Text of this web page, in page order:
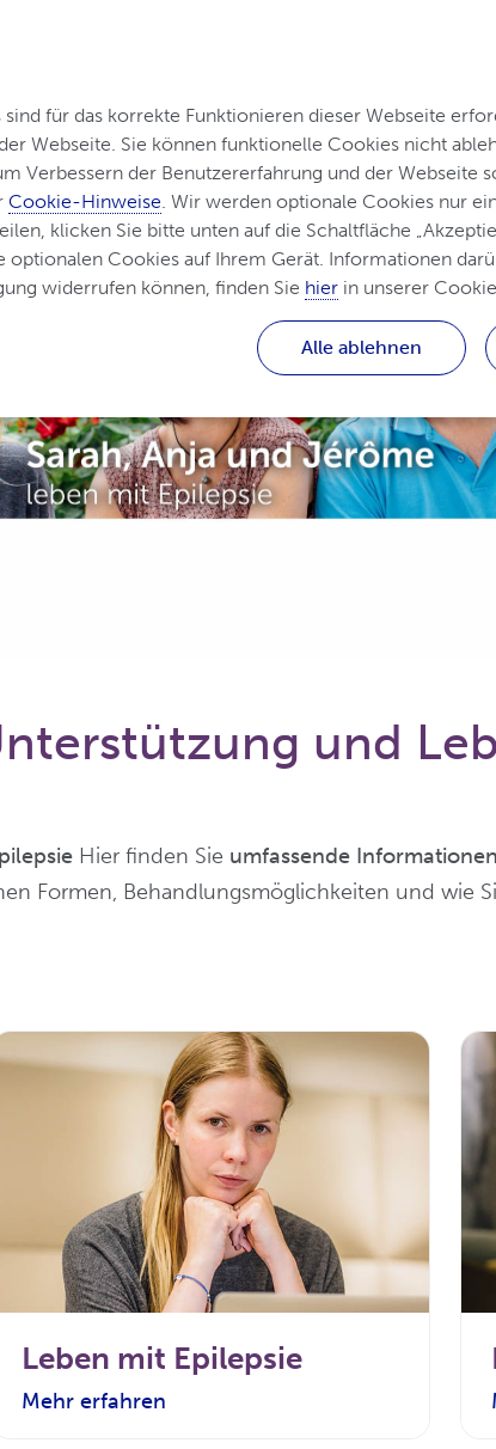
Behandlung von Epilepsie Epilepsie im
und
Hier finden Sie umfassende
Formen, Behandlungsmöglichkeiten und wie
Leben mit Epilepsie
Mehr erfahren
für das korrekte Funktionieren dieser Webseite
Webseite. Sie können funktionelle Cookies nicht
Verbessern der Benutzererfahrung und der Webseite
Cookie-Hinweise. Wir werden optionale Cookies nur
klicken Sie bitte unten auf die Schaltfläche
Cookies auf Ihrem Gerät. Informationen
widerrufen können, finden Sie hier in unserer
Alle ablehnen